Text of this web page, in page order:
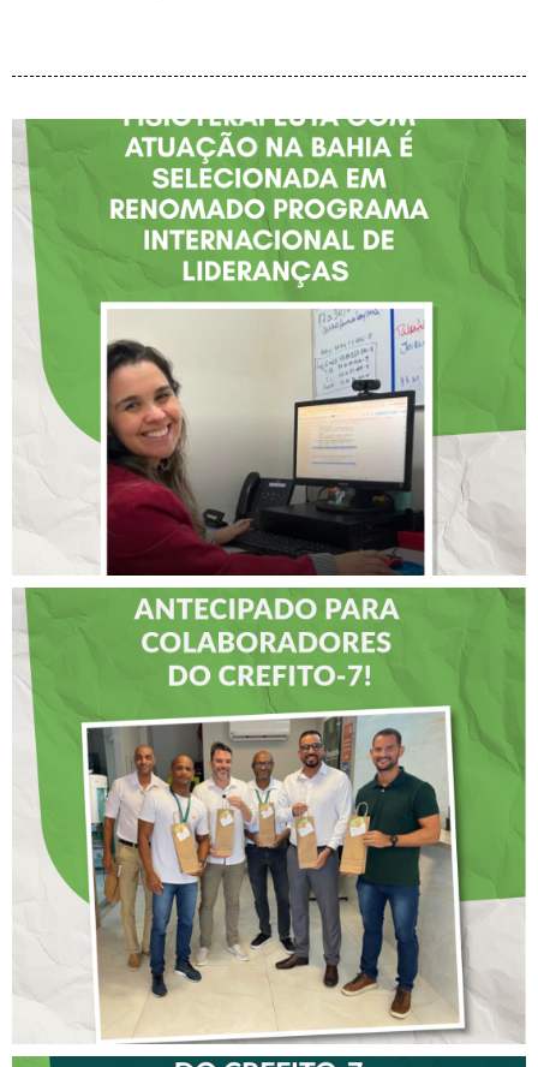
FISIOTERAPEUTA COM
ATUAÇÃO NA BAHIA É
SELECIONADA EM
RENOMADO PROGRAMA
INTERNACIONAL DE
LIDERANÇAS
DIA DOS PAIS É
ANTECIPADO PARA
COLABORADORES DO
CREFITO-7